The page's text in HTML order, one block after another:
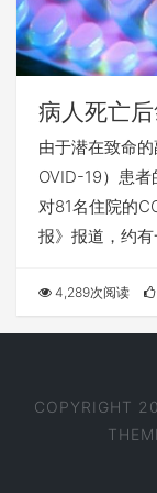
病人死亡
由于潜在致命
OVID-19）患
对81名住院的
报》报道，约
4,289次阅读
COPYRIGHT